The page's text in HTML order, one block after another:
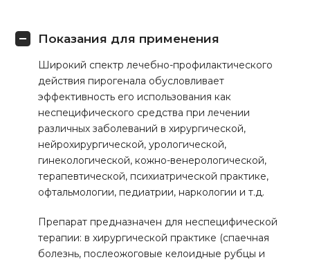
Показания для применения
Широкий спектр лечебно-профилактического
действия пирогенала обусловливает
эффективность его использования как
неспецифического средства при лечении
различных заболеваний в хирургической,
нейрохирургической, урологической,
гинекологической, кожно-венерологической,
терапевтической, психиатрической практике,
офтальмологии, педиатрии, наркологии и т.д.
Препарат предназначен для неспецифической
терапии: в хирургической практике (спаечная
болезнь, послеожоговые келоидные рубцы и